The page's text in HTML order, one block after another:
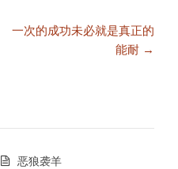
一次的成功未必就是真正的
能耐 →
恶狼袭羊